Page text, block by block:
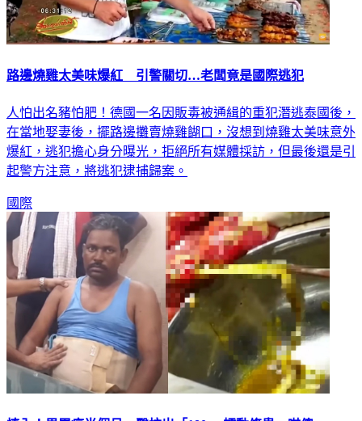
路邊燒雞太美味爆紅 引警關切…老闆竟是國際逃犯
人怕出名豬怕肥！德國一名因販毒被通緝的重犯潛逃泰國後，
在當地娶妻後，擺路邊攤賣燒雞餬口，沒想到燒雞太美味意外
爆紅，逃犯擔心身分曝光，拒絕所有媒體採訪，但最後還是引
起警方注意，將逃犯逮捕歸案。
國際